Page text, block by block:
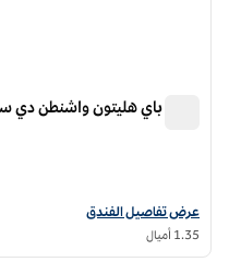
تيمبو باي هليتون واشنطن دي
عرض تفاصيل الفندق لفندق تيمبو
عرض تفاصيل الفندق
1.35 أميال